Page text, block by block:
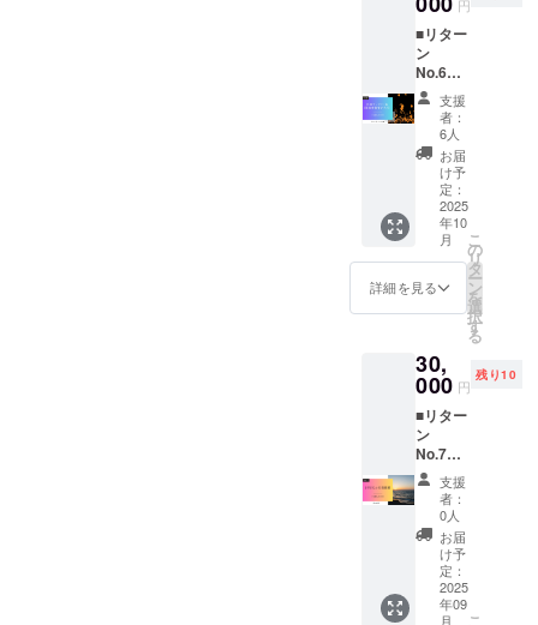
×1 製
造：ひ
まわり
堂 発
送：常
温便
数量限
定20
セット
お届
け：
2025年
までに
国内発
限・原
材料等
は商品
ラベル
に記
載。 注
意事
項・条
件 ・保
健所許
可事業
者と連
携し製
造 ・原
詳細 内
容：ミ
ルク
ジャム
×1（10
0g）、
プリン
×4（各
85g）
製造：
夢ミル
ク館
発送：
冷蔵
便 数
け：
2025年
までに
国内発
送。賞
味期
限・原
材料等
は商品
ラベル
に記
載。 注
意事
上げる
参加
券。夕
陽とと
もに上
がる光
の列に
加わ
り、復
興への
願いを
直接空
へ届け
られま
す。 詳
10月4日
(土)
17:00受
付／
19:00打
上げ 場
所：道
の駅内
灘サン
セット
パーク
内容：
ランタ
ン1基を
円
■リター
ン
No.6
光響祭
応援ラ
ンタン
代行
価格：
10,000
当日来
場され
た被災
者にラ
ンタン
をお渡
す。遠
くから
でも“灯
して応
援”で祭
りの一
翼を担
えま
す。 詳
細 10/4
イベン
ト内で
被災者
が打ち
支援
者：
6人
お届
け予
定：
2025
年10
月
詳細を見る
こ
の
リ
タ
ー
ン
を
選
択
す
る
30,
000 円
残り10
■リター
ン
No.7
SNSサ
ポー
ターク
レジッ
ト 価
格：
30,000
支援
者：
0人
お届
け予
定：
2025
年09
月
こ